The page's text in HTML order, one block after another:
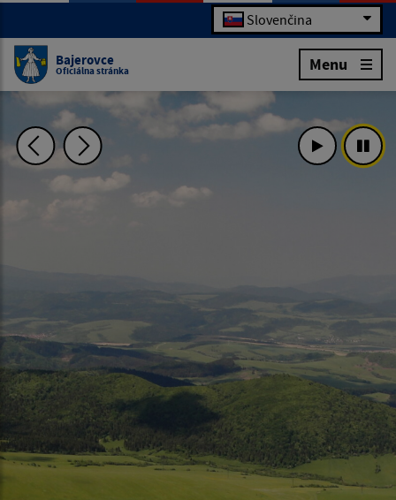
Slovenčina
Bajerovce
Oficiálna stránka Menu